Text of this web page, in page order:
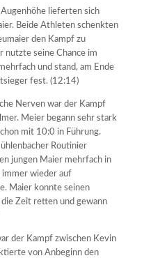
lieferten sich
Beide Athleten schenkten
den Kampf zu
nutzte seine Chance im
und stand, am Ende
fest. (12:14)
Nerven war der Kampf
Meier begann sehr stark
mit 10:0 in Führung.
Routinier
jungen Maier mehrfach in
immer wieder auf
Maier konnte seinen
Zeit retten und gewann
der Kampf zwischen Kevin
von Anbeginn den